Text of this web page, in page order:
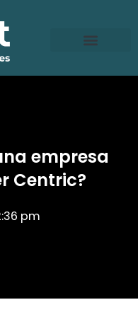
empresa
Centric?
pm